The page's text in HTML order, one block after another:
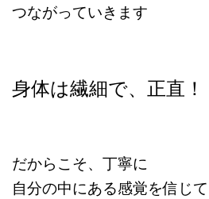
つながっていきます
身体は繊細で、正直！
だからこそ、丁寧に
自分の中にある感覚を信じて